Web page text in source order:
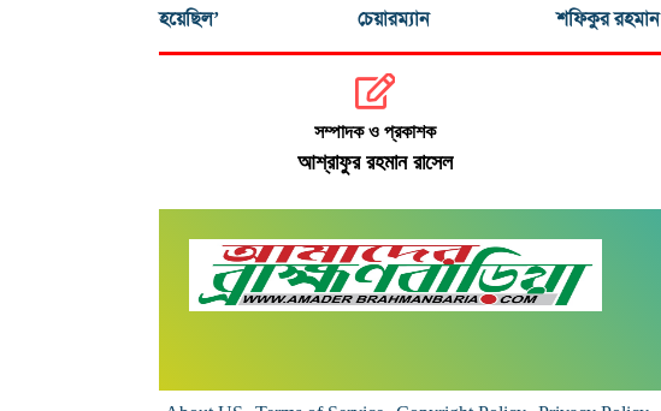
হয়েছিল’
চেয়ারম্যান
শফিকুর রহমান
সম্পাদক ও প্রকাশক
আশ্রাফুর রহমান রাসেল